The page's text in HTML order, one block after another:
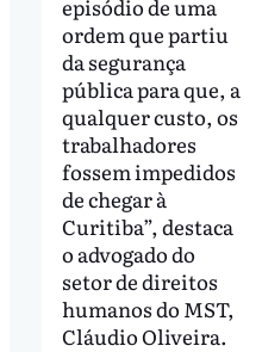
episódio de uma
ordem que partiu
da segurança
pública para que, a
qualquer custo, os
trabalhadores
fossem impedidos
de chegar à
Curitiba”, destaca
o advogado do
setor de direitos
humanos do MST,
Cláudio Oliveira.